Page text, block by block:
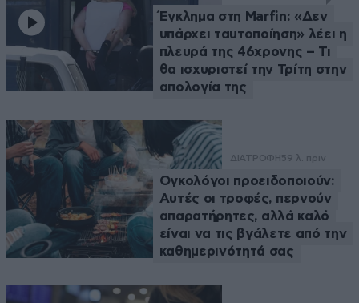
Έγκλημα στη Marfin: «Δεν
υπάρχει ταυτοποίηση» λέει η
πλευρά της 46χρονης – Τι
θα ισχυριστεί την Τρίτη στην
απολογία της
ΔΙΑΤΡΟΦΗ59 λ. πριν
Ογκολόγοι προειδοποιούν:
Αυτές οι τροφές, περνούν
απαρατήρητες, αλλά καλό
είναι να τις βγάλετε από την
καθημερινότητά σας